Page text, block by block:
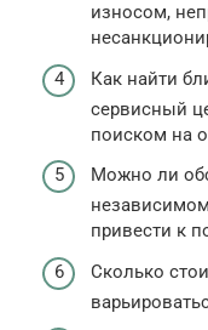
износом,
Как найти
сервисный
поиском на
Можно ли
привести к
Сколько